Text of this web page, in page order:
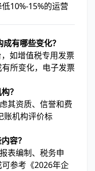
10%-15%的运营
有哪些变化？
如增值税专用发票
所变化，电子发票
？
其资质、信誉和费
账机构评价标
容？
表编制、税务申
参考《2026年企